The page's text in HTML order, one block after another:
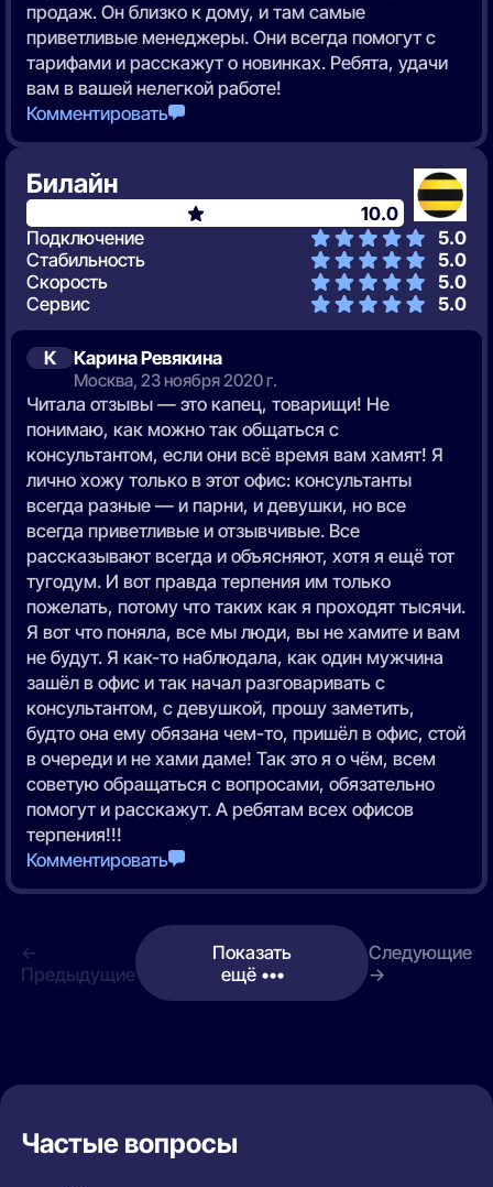
продаж. Он близко к дому, и там самые
приветливые менеджеры. Они всегда помогут с
тарифами и расскажут о новинках. Ребята, удачи
вам в вашей нелегкой работе!
Комментировать
К Карина Ревякина
Москва, 23 ноября 2020 г.
Читала отзывы — это капец, товарищи! Не
понимаю, как можно так общаться с
консультантом, если они всё время вам хамят! Я
лично хожу только в этот офис: консультанты
всегда разные — и парни, и девушки, но все
всегда приветливые и отзывчивые. Все
рассказывают всегда и объясняют, хотя я ещё тот
тугодум. И вот правда терпения им только
пожелать, потому что таких как я проходят тысячи.
Я вот что поняла, все мы люди, вы не хамите и вам
не будут. Я как-то наблюдала, как один мужчина
зашёл в офис и так начал разговаривать с
консультантом, с девушкой, прошу заметить,
будто она ему обязана чем-то, пришёл в офис, стой
в очереди и не хами даме! Так это я о чём, всем
советую обращаться с вопросами, обязательно
помогут и расскажут. А ребятам всех офисов
терпения!!!
Комментировать
Билайн
10.0
Подключение
5.0
Стабильность
5.0
Скорость
5.0
Сервис
5.0
←
Предыдущие
Показать
ещё •••
Следующие
→
Частые вопросы